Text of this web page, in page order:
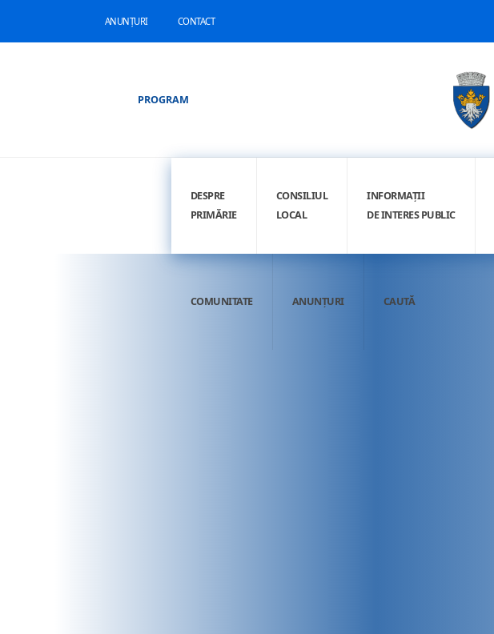
ANUNȚURI CONTACT
PROGRAM
DESPRE
PRIMĂRIE
CONSILIUL
LOCAL
INFORMAȚII
DE INTERES PUBLIC
COMUNITATE ANUNȚURI CAUTĂ